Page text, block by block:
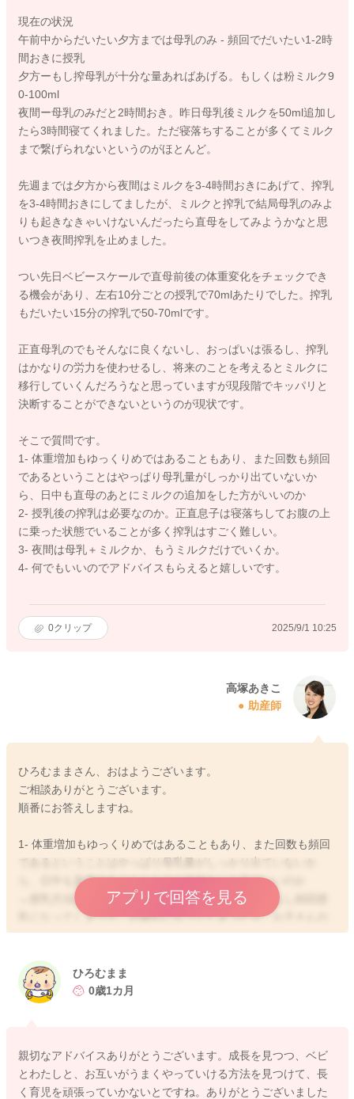
現在の状況
午前中からだいたい夕方までは母乳のみ - 頻回でだいたい1-2時
間おきに授乳
夕方ーもし搾母乳が十分な量あればあげる。もしくは粉ミルク9
0-100ml
夜間ー母乳のみだと2時間おき。昨日母乳後ミルクを50ml追加し
たら3時間寝てくれました。ただ寝落ちすることが多くてミルク
まで繋げられないというのがほとんど。
先週までは夕方から夜間はミルクを3-4時間おきにあげて、搾乳
を3-4時間おきにしてましたが、ミルクと搾乳で結局母乳のみよ
りも起きなきゃいけないんだったら直母をしてみようかなと思
いつき夜間搾乳を止めました。
つい先日ベビースケールで直母前後の体重変化をチェックでき
る機会があり、左右10分ごとの授乳で70mlあたりでした。搾乳
もだいたい15分の搾乳で50-70mlです。
正直母乳のでもそんなに良くないし、おっぱいは張るし、搾乳
はかなりの労力を使わせるし、将来のことを考えるとミルクに
移行していくんだろうなと思っていますが現段階でキッパリと
決断することができないというのが現状です。
そこで質問です。
1- 体重増加もゆっくりめではあることもあり、また回数も頻回
であるということはやっぱり母乳量がしっかり出ていないか
ら、日中も直母のあとにミルクの追加をした方がいいのか
2- 授乳後の搾乳は必要なのか。正直息子は寝落ちしてお腹の上
に乗った状態でいることが多く搾乳はすごく難しい。
3- 夜間は母乳＋ミルクか、もうミルクだけでいくか。
4- 何でもいいのでアドバイスもらえると嬉しいです。
0クリップ 2025/9/1 10:25
高塚あきこ
助産師
ひろむままさん、おはようございます。
ご相談ありがとうございます。
順番にお答えしますね。
1- 体重増加もゆっくりめではあることもあり、また回数も頻回
であるということはやっぱり母乳量がしっかり出ていないか
ら、日中も直母のあとにミルクの追加をした方がいいのか
→授乳方法はママさんのご意向で構いませんので、もし頻回授
乳になってしまって、お疲れになってしまったり、お子さんの
体重増加がご心配であれば、おっぱい+ミルクで授乳していただ
はあると思いますよ。
2- 授乳後の搾乳は必要なのか。正直息子は寝落ちしてお腹の上
を飲ませてくださっていて、ある程度お子さんが飲めているご
様子があるのでしたら、必ずしも必須ではないように思います
アプリで回答を見る
ひろむまま
0歳1カ月
親切なアドバイスありがとうございます。成長を見つつ、ベビ
とわたしと、お互いがうまくやっていける方法を見つけて、長
く育児を頑張っていかないとですね。ありがとうございました